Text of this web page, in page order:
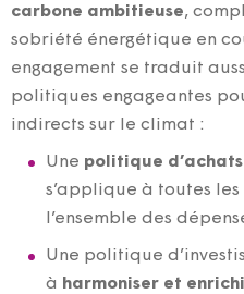
carbone ambitieuse,
sobriété énergétique en
engagement se traduit
politiques engageantes
indirects sur le climat :
Une politique
s’applique à toutes
l’ensemble des
Une politique
à harmoniser et